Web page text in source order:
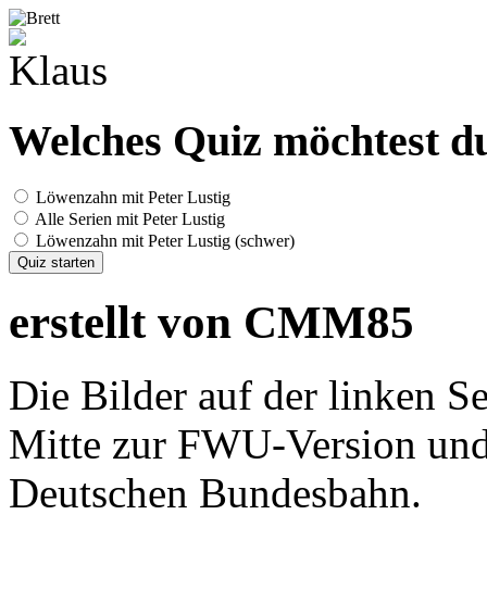
Welches Quiz möchtest
Löwenzahn mit Peter Lustig
Alle Serien mit Peter Lustig
Löwenzahn mit Peter Lustig (schwer)
Quiz starten
erstellt von CMM85
Die Bilder auf der linken
Mitte zur FWU-Version
Deutschen Bundesbahn.